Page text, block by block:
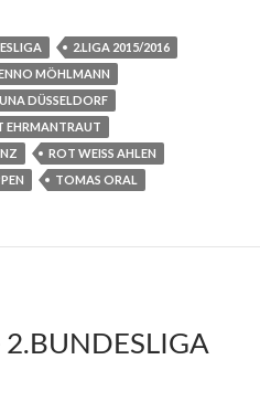
2.LIGA 2015/2016
MÖHLMANN
DÜSSELDORF
EHRMANTRAUT
ROT WEISS AHLEN
TOMAS ORAL
2.BUNDESLIGA